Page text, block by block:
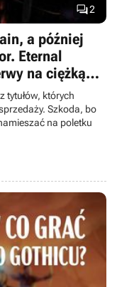
2
a później
Eternal
na ciężką
tytułów, których
Szkoda, bo
na poletku